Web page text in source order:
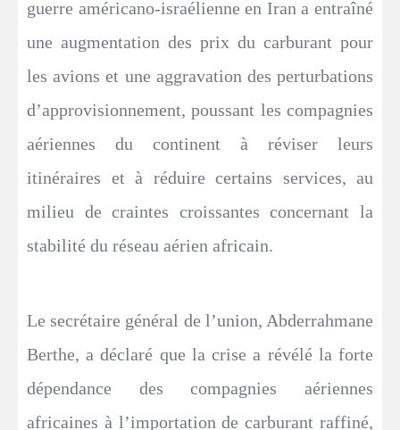
guerre américano-israélienne en Iran a entraîné
une augmentation des prix du carburant pour
les avions et une aggravation des perturbations
d’approvisionnement, poussant les compagnies
aériennes du continent à réviser leurs
itinéraires et à réduire certains services, au
milieu de craintes croissantes concernant la
stabilité du réseau aérien africain.
Le secrétaire général de l’union, Abderrahmane
Berthe, a déclaré que la crise a révélé la forte
dépendance des compagnies aériennes
africaines à l’importation de carburant raffiné,